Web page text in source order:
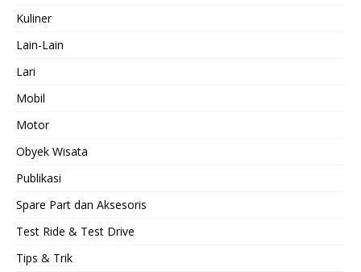
Kuliner
Lain-Lain
Lari
Mobil
Motor
Obyek Wisata
Publikasi
Spare Part dan Aksesoris
Test Ride & Test Drive
Tips & Trik